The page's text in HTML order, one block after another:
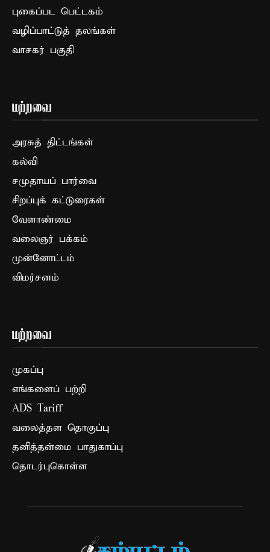
புகைப்பட பெட்டகம்
வழிப்பாட்டுத் தலங்கள்
வாசகர் பகுதி
மற்றவை
அரசுத் திட்டங்கள்
கல்வி
சமுதாயப் பார்வை
சிறப்புக் கட்டுரைகள்
வேளாண்மை
வலைஞர் பக்கம்
முன்னோட்டம்
விமர்சனம்
மற்றவை
முகப்பு
எங்களைப் பற்றி
ADS Tariff
வலைத்தள தொகுப்பு
தனித்தன்மை பாதுகாப்பு
தொடர்புகொள்ள